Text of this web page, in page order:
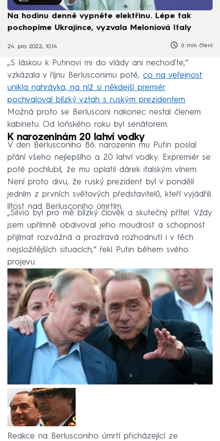
Na hodinu denně vypněte elektřinu. Lépe tak
pochopíme Ukrajince, vyzvala Meloniová Italy
24. pro 2022, 10:14 6 min čtení
„S láskou k Putinovi mi do vlády ani nechoďte,“
vzkázala v říjnu Berlusconimu poté, co na veřejnost
unikla nahrávka, na níž si někdejší premiér
pochvaloval blízký vztah s ruským prezidentem.
Možná proto se Berlusconi nakonec nestal členem
kabinetu. Od loňského roku byl senátorem.
K narozeninám 20 lahví vodky
V den Berlusconiho 86. narozenin mu Putin poslal
přání všeho nejlepšího a 20 lahví vodky. Expremiér se
poté pochlubil, že mu oplatil dárek italským vínem.
Není proto divu, že ruský prezident byl v pondělí
jedním z prvních světových představitelů, kteří vyjádřili
lítost nad Berlusconiho úmrtím.
„Silvio byl pro mě blízký člověk a skutečný přítel. Vždy
jsem upřímně obdivoval jeho moudrost a schopnost
přijímat rozvážná a prozíravá rozhodnutí i v těch
nejsložitějších situacích,“ řekl Putin během svého
projevu.
Reakce na Berlusconiho úmrtí přicházející ze